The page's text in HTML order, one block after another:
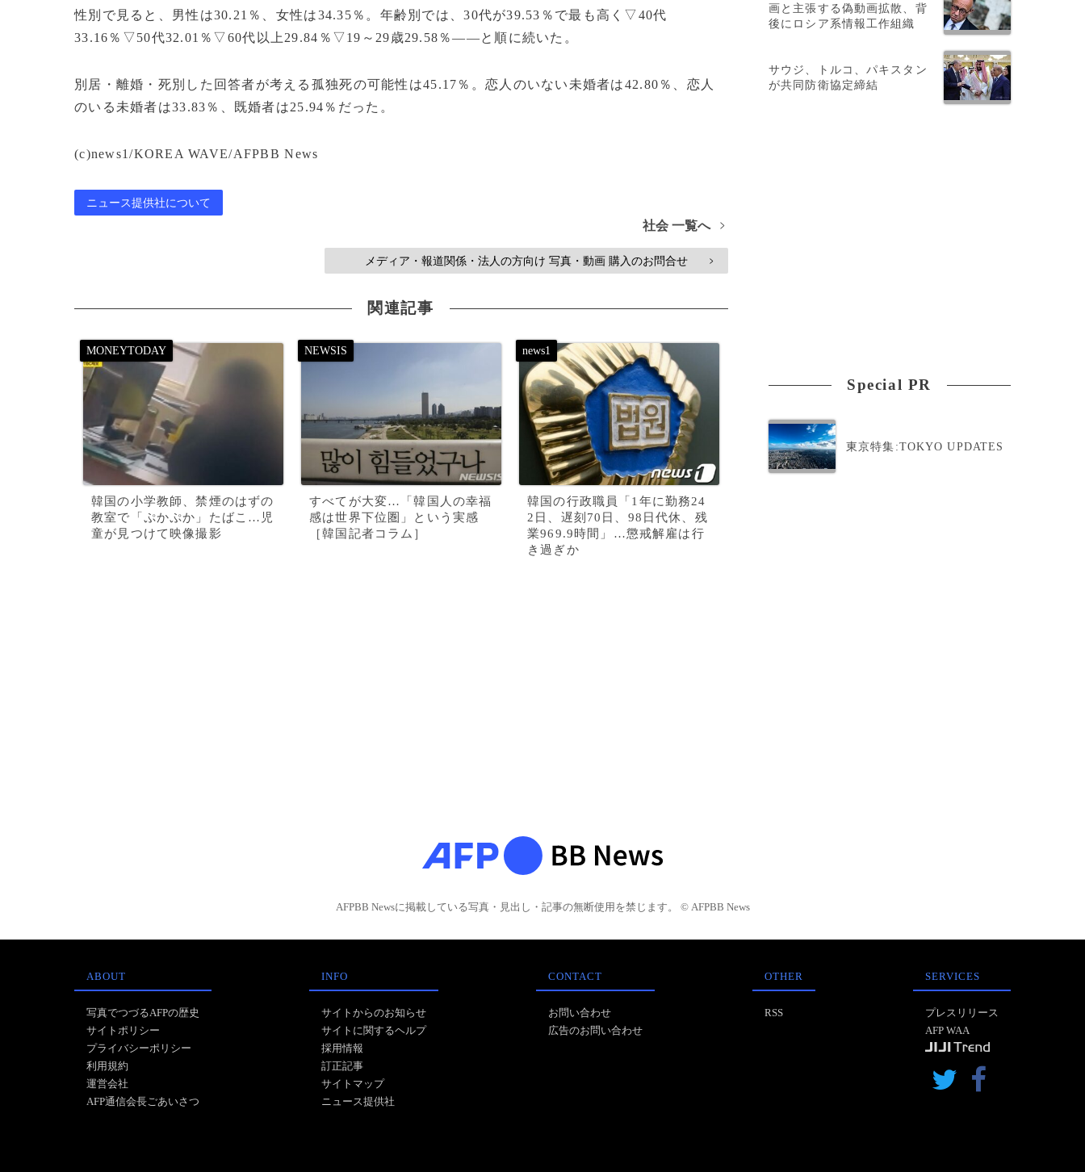
性別で見ると、男性は30.21％、女性は34.35％。年齢別では、30代が39.53％で最も高く▽40代
33.16％▽50代32.01％▽60代以上29.84％▽19～29歳29.58％――と順に続いた。
別居・離婚・死別した回答者が考える孤独死の可能性は45.17％。恋人のいない未婚者は42.80％、恋人
のいる未婚者は33.83％、既婚者は25.94％だった。
(c)news1/KOREA WAVE/AFPBB News
ニュース提供社について
社会 一覧へ >
メディア・報道関係・法人の方向け 写真・動画 購入のお問合せ >
関連記事
韓国の小学教師、禁煙のはずの
教室で「ぷかぷか」たばこ…児
童が見つけて映像撮影
すべてが大変…「韓国人の幸福
感は世界下位圏」という実感
［韓国記者コラム］
韓国の行政職員「1年に勤務24
2日、遅刻70日、98日代休、残
業969.9時間」…懲戒解雇は行
き過ぎか
画と主張する偽動画拡散、背
後にロシア系情報工作組織
サウジ、トルコ、パキスタン
が共同防衛協定締結
Special PR
東京特集:TOKYO UPDATES
AFPBB Newsに掲載している写真・見出し・記事の無断使用を禁じます。 © AFPBB News
ABOUT
写真でつづるAFPの歴史
サイトポリシー
プライバシーポリシー
利用規約
運営会社
AFP通信会長ごあいさつ
INFO
サイトからのお知らせ
サイトに関するヘルプ
採用情報
訂正記事
サイトマップ
ニュース提供社
CONTACT
お問い合わせ
広告のお問い合わせ
OTHER
RSS
SERVICES
プレスリリース
AFP WAA